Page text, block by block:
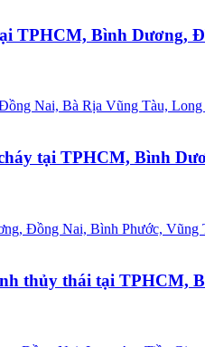
TPHCM, Bình Dương,
tại TPHCM, Bình
thủy thái tại TPHCM,